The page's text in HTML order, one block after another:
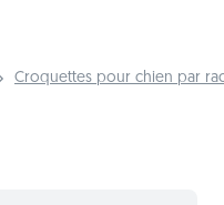
Croquettes pour chien par